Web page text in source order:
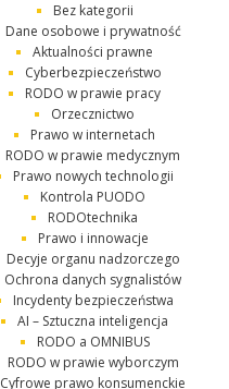
Bez kategorii
Dane osobowe i prywatność
Aktualności prawne
Cyberbezpieczeństwo
RODO w prawie pracy
Orzecznictwo
Prawo w internetach
RODO w prawie medycznym
Prawo nowych technologii
Kontrola PUODO
RODOtechnika
Prawo i innowacje
Decyje organu nadzorczego
Ochrona danych sygnalistów
Incydenty bezpieczeństwa
AI – Sztuczna inteligencja
RODO a OMNIBUS
RODO w prawie wyborczym
Cyfrowe prawo konsumenckie